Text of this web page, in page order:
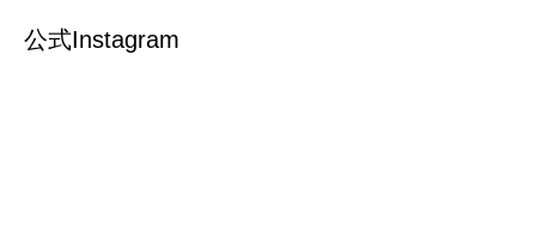
公式Instagram